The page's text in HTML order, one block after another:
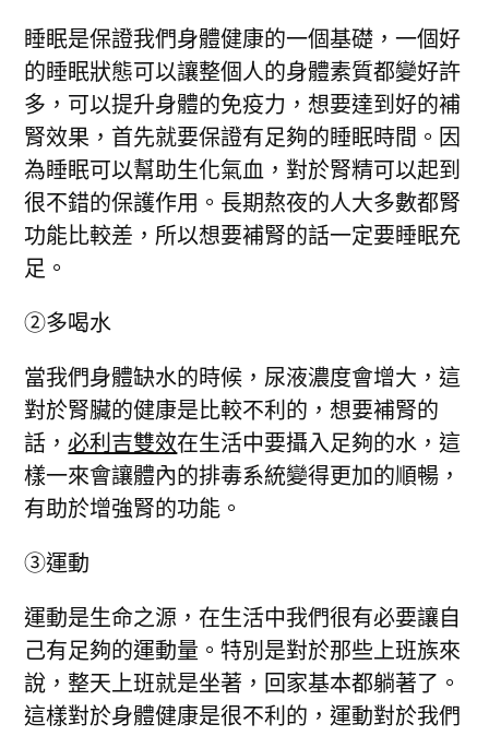
睡眠是保證我們身體健康的一個基礎，一個好
的睡眠狀態可以讓整個人的身體素質都變好許
多，可以提升身體的免疫力，想要達到好的補
腎效果，首先就要保證有足夠的睡眠時間。因
為睡眠可以幫助生化氣血，對於腎精可以起到
很不錯的保護作用。長期熬夜的人大多數都腎
功能比較差，所以想要補腎的話一定要睡眠充
足。
②多喝水
當我們身體缺水的時候，尿液濃度會增大，這
對於腎臟的健康是比較不利的，想要補腎的
話，必利吉雙效在生活中要攝入足夠的水，這
樣一來會讓體內的排毒系統變得更加的順暢，
有助於增強腎的功能。
③運動
運動是生命之源，在生活中我們很有必要讓自
己有足夠的運動量。特別是對於那些上班族來
說，整天上班就是坐著，回家基本都躺著了。
這樣對於身體健康是很不利的，運動對於我們